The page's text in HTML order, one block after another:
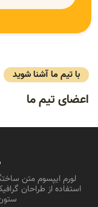
اعضای تیم ما
با تیم ما آشنا شوید
لورم ایپسوم متن
استفاده از طراحان